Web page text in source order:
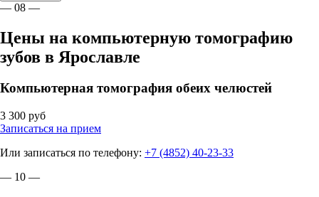
— 08 —
Цены на компьютерную томографию
зубов в Ярославле
Компьютерная томография обеих челюстей
3 300 руб
Записаться на прием
Или записаться по телефону: +7 (4852) 40-23-33
— 10 —